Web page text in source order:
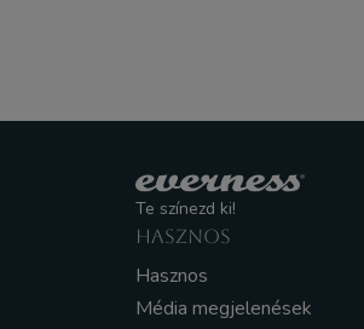
Te színezd ki!
HASZNOS
Hasznos
Média megjelenések